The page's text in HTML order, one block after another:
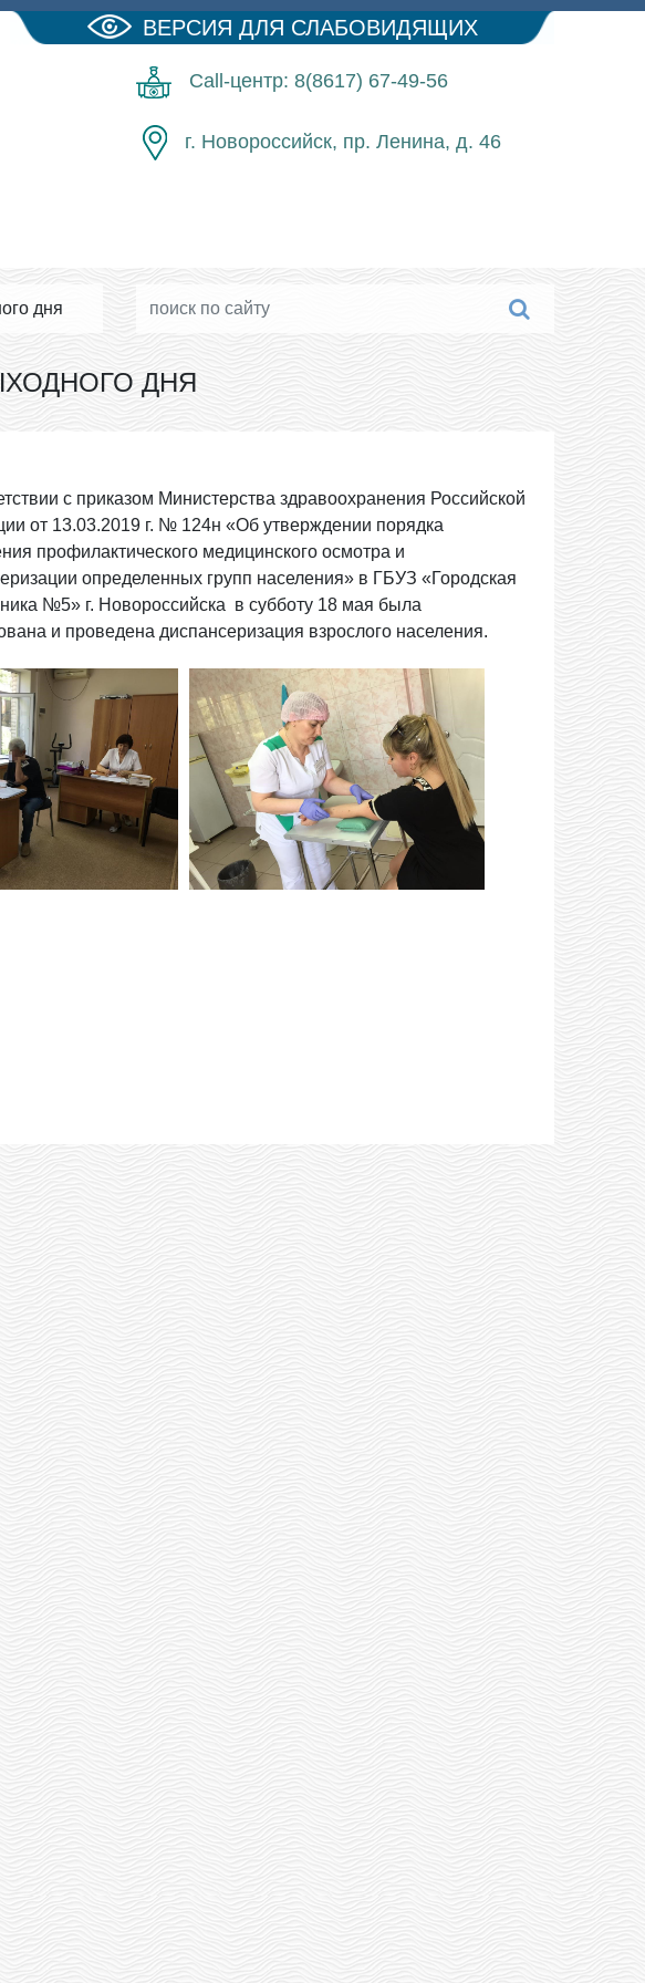
ВЕРСИЯ ДЛЯ СЛАБОВИДЯЩИХ
Call-центр: 8(8617) 67-49-56
г. Новороссийск, пр. Ленина, д. 46
дня
ДНЯ
с приказом Министерства здравоохранения Российской
от 13.03.2019 г. № 124н «Об утверждении порядка
профилактического медицинского осмотра и
определенных групп населения» в ГБУЗ «Городская
№5» г. Новороссийска в субботу 18 мая была
и проведена диспансеризация взрослого населения.